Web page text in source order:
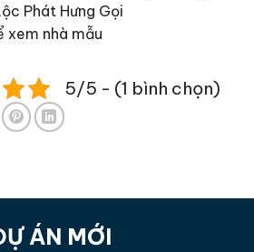
Phát Hưng Gọi
xem nhà mẫu
5/5 - (1 bình chọn)
ÁN MỚI